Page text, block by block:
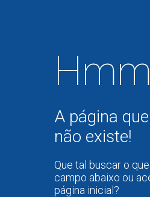
A página
não existe!
Que tal buscar o
campo abaixo ou
página inicial?